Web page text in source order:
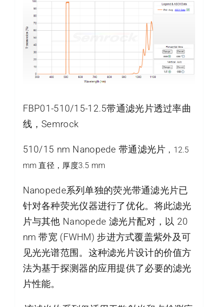
FBP01-510/15-12.5带通滤光片透过率曲
线，Semrock
510/15 nm Nanopede 带通滤光片 ，12.5
mm 直径，厚度3.5 mm
Nanopede系列单独的荧光带通滤光片已
针对各种荧光仪器进行了优化。将此滤光
片与其他 Nanopede 滤光片配对，以 20
nm 带宽 (FWHM) 步进方式覆盖紫外及可
见光光谱范围。这种滤光片设计的价值方
法为基于探测器的应用提供了必要的滤光
片性能。